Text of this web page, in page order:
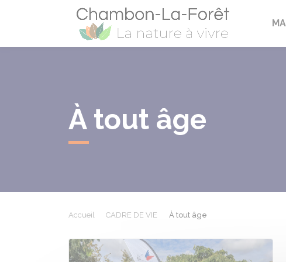
À tout âge
Accueil CADRE DE VIE À tout âge